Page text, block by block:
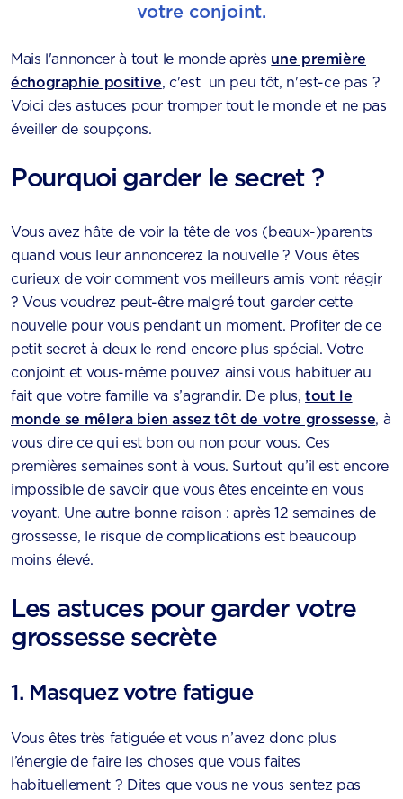
votre conjoint.
Mais l'annoncer à tout le monde après une première
échographie positive, c'est un peu tôt, n'est-ce pas ?
Voici des astuces pour tromper tout le monde et ne pas
éveiller de soupçons.
Pourquoi garder le secret ?
Vous avez hâte de voir la tête de vos (beaux-)parents
quand vous leur annoncerez la nouvelle ? Vous êtes
curieux de voir comment vos meilleurs amis vont réagir
? Vous voudrez peut-être malgré tout garder cette
nouvelle pour vous pendant un moment. Profiter de ce
petit secret à deux le rend encore plus spécial. Votre
conjoint et vous-même pouvez ainsi vous habituer au
fait que votre famille va s’agrandir. De plus,tout le
monde se mêlera bien assez tôt de votre grossesse, à
vous dire ce qui est bon ou non pour vous. Ces
premières semaines sont à vous. Surtout qu’il est encore
impossible de savoir que vous êtes enceinte en vous
voyant. Une autre bonne raison : après 12 semaines de
grossesse, le risque de complications est beaucoup
moins élevé.
Les astuces pour garder votre
grossesse secrète
1. Masquez votre fatigue
Vous êtes très fatiguée et vous n’avez donc plus
l’énergie de faire les choses que vous faites
habituellement ? Dites que vous ne vous sentez pas